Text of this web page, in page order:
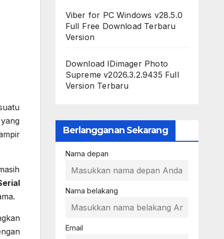
Viber for PC Windows v28.5.0
Full Free Download Terbaru
Version
Download IDimager Photo
Supreme v2026.3.2.9435 Full
Version Terbaru
Berlangganan Sekarang
Nama depan
Nama belakang
Email